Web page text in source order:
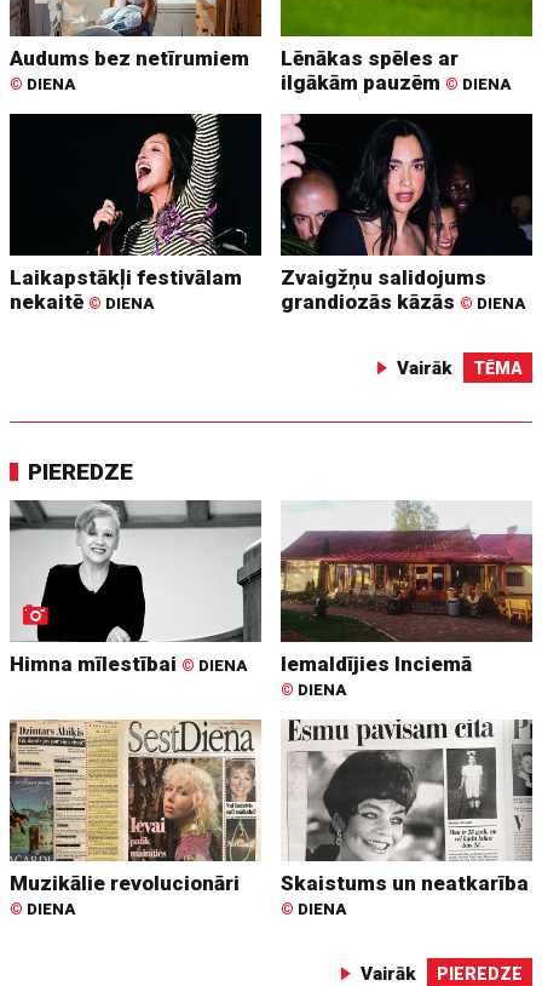
Audums bez netīrumiem
© DIENA
Lēnākas spēles ar
ilgākām pauzēm © DIENA
Laikapstākļi festivālam
nekaitē © DIENA
Zvaigžņu salidojums
grandiozās kāzās © DIENA
Vairāk TĒMA
PIEREDZE
Himna mīlestībai © DIENA Iemaldījies Inciemā
© DIENA
Muzikālie revolucionāri
© DIENA
Skaistums un neatkarība
© DIENA
Vairāk PIEREDZE